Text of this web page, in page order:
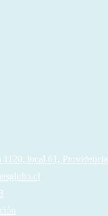
1120, local 61, Providencia